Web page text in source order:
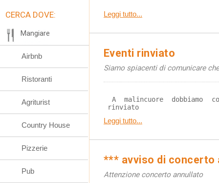
Leggi tutto...
Eventi rinviato
Siamo spiacenti di comunicare
A malincuore dobbiamo comunicare che l'evento è
rinviato
Leggi tutto...
*** avviso di concerto
Attenzione concerto annullato
CERCA DOVE:
Mangiare
Airbnb
Ristoranti
Agriturist
Country House
Pizzerie
Pub